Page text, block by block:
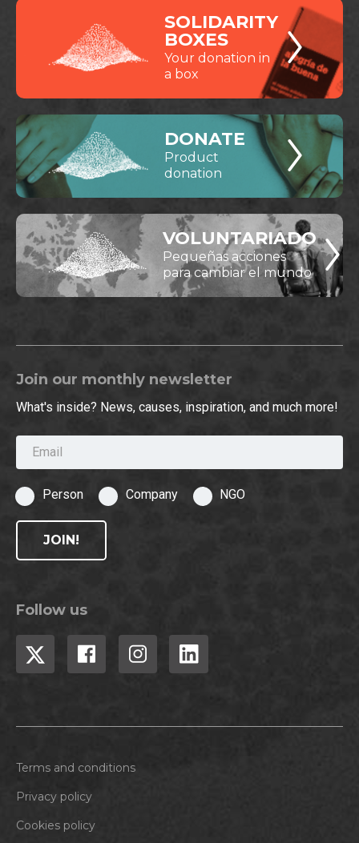
SOLIDARITY
BOXES
Your donation in
a box
DONATE
Product
donation
VOLUNTARIADO
Pequeñas acciones
para cambiar el mundo
Join our monthly newsletter
What's inside? News, causes, inspiration, and much more!
Email
Person Company NGO
JOIN!
Follow us
Terms and conditions
Privacy policy
Cookies policy